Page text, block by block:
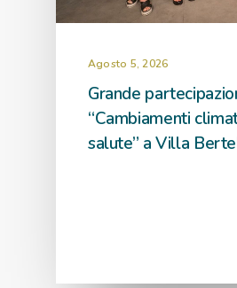
Agosto 5, 2026
Grande
“Cambiamenti
salute” a Villa